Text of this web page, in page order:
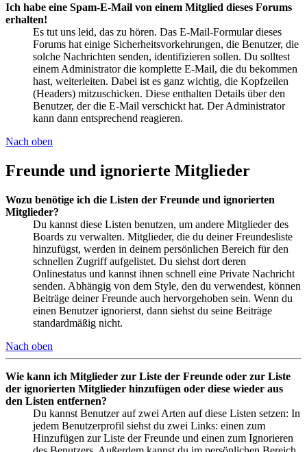
Ich habe eine Spam-E-Mail von einem Mitglied dieses Forums
erhalten!
Es tut uns leid, das zu hören. Das E-Mail-Formular dieses
Forums hat einige Sicherheitsvorkehrungen, die Benutzer, die
solche Nachrichten senden, identifizieren sollen. Du solltest
einem Administrator die komplette E-Mail, die du bekommen
hast, weiterleiten. Dabei ist es ganz wichtig, die Kopfzeilen
(Headers) mitzuschicken. Diese enthalten Details über den
Benutzer, der die E-Mail verschickt hat. Der Administrator
kann dann entsprechend reagieren.
Nach oben
Freunde und ignorierte Mitglieder
Wozu benötige ich die Listen der Freunde und ignorierten
Mitglieder?
Du kannst diese Listen benutzen, um andere Mitglieder des
Boards zu verwalten. Mitglieder, die du deiner Freundesliste
hinzufügst, werden in deinem persönlichen Bereich für den
schnellen Zugriff aufgelistet. Du siehst dort deren
Onlinestatus und kannst ihnen schnell eine Private Nachricht
senden. Abhängig von dem Style, den du verwendest, können
Beiträge deiner Freunde auch hervorgehoben sein. Wenn du
einen Benutzer ignorierst, dann siehst du seine Beiträge
standardmäßig nicht.
Nach oben
Wie kann ich Mitglieder zur Liste der Freunde oder zur Liste
der ignorierten Mitglieder hinzufügen oder diese wieder aus
den Listen entfernen?
Du kannst Benutzer auf zwei Arten auf diese Listen setzen: In
jedem Benutzerprofil siehst du zwei Links: einen zum
Hinzufügen zur Liste der Freunde und einen zum Ignorieren